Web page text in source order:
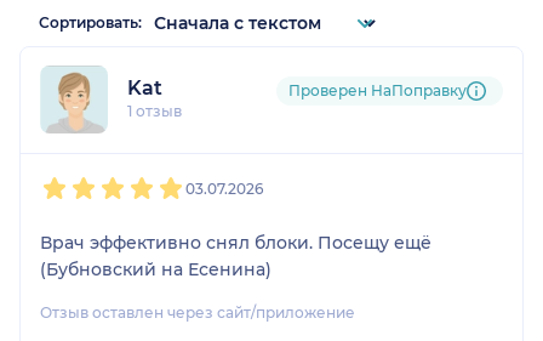
Сортировать:
Kat
1 отзыв
Проверен НаПоправку
03.07.2026
Врач эффективно снял блоки. Посещу ещё
(Бубновский на Есенина)
Отзыв оставлен через сайт/приложение